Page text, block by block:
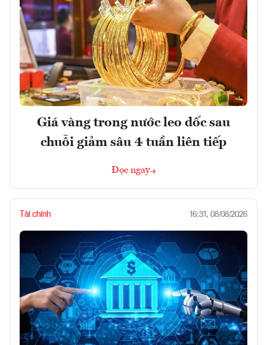
Giá vàng trong nước leo dốc sau
chuỗi giảm sâu 4 tuần liên tiếp
Đọc ngay
Tài chính 16:31, 08/08/2026